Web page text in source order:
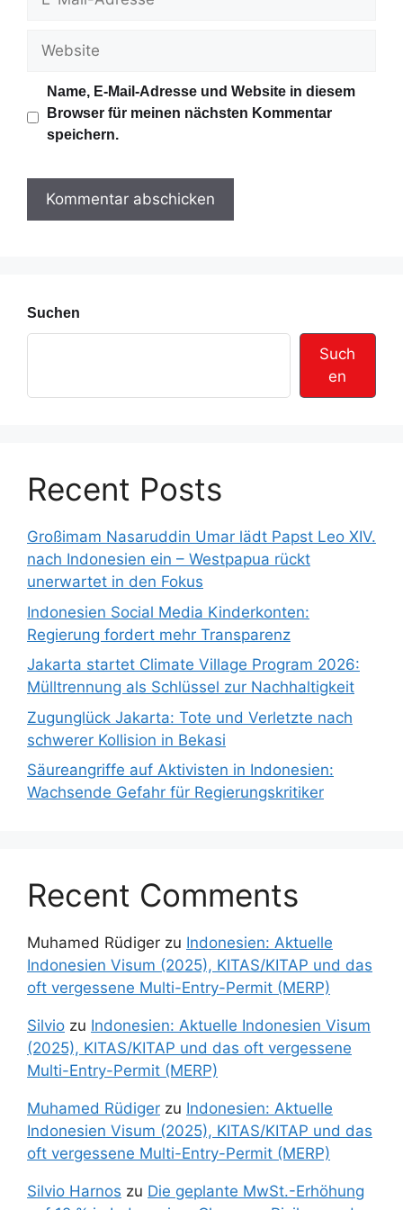
-
r
s
i
Name, E-Mail-Adresse und Website in diesem
Browser für meinen nächsten Kommentar
speichern.
Suchen
Such
en
Recent Posts
Großimam Nasaruddin Umar lädt Papst Leo XIV.
nach Indonesien ein – Westpapua rückt
unerwartet in den Fokus
Indonesien Social Media Kinderkonten:
Regierung fordert mehr Transparenz
Jakarta startet Climate Village Program 2026:
Mülltrennung als Schlüssel zur Nachhaltigkeit
Zugunglück Jakarta: Tote und Verletzte nach
schwerer Kollision in Bekasi
Säureangriffe auf Aktivisten in Indonesien:
Wachsende Gefahr für Regierungskritiker
Recent Comments
Muhamed Rüdiger zu Indonesien: Aktuelle
Indonesien Visum (2025), KITAS/KITAP und das
oft vergessene Multi-Entry-Permit (MERP)
Silvio zu Indonesien: Aktuelle Indonesien Visum
(2025), KITAS/KITAP und das oft vergessene
Multi-Entry-Permit (MERP)
Muhamed Rüdiger zu Indonesien: Aktuelle
Indonesien Visum (2025), KITAS/KITAP und das
oft vergessene Multi-Entry-Permit (MERP)
Silvio Harnos zu Die geplante MwSt.-Erhöhung